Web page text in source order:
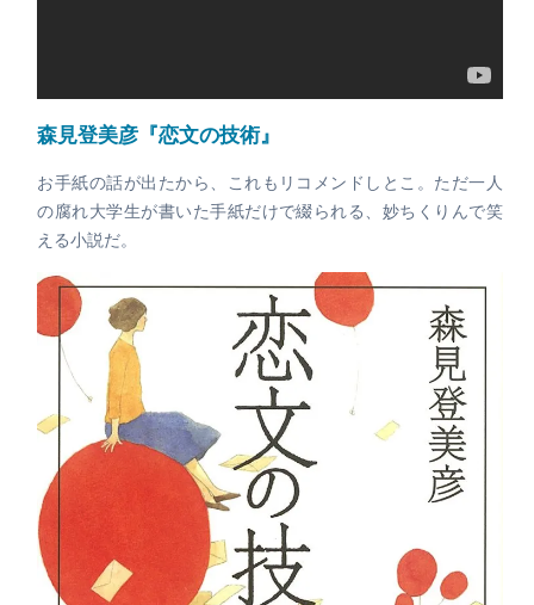
森見登美彦『恋文の技術』
お手紙の話が出たから、これもリコメンドしとこ。ただ一人
の腐れ大学生が書いた手紙だけで綴られる、妙ちくりんで笑
える小説だ。